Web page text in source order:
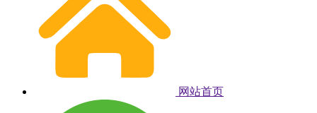
网站首页